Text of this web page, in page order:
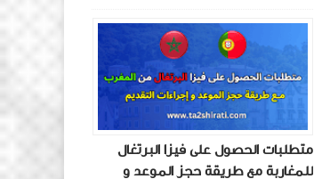
متطلبات الحصول على فيزا البرتغال
للمغاربة مع طريقة حجز الموعد و